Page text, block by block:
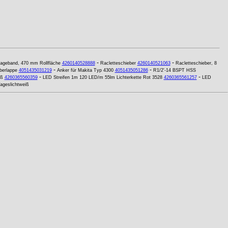
470 mm Rollfläche 4260140528888- Racletteschieber 4260140521063- Racletteschieber, 8
4051435031219- Anker für Makita Typ 4300 4051435051286- R1/2'-14 BSPT HSS
4260365560359- LED Streifen 1m 120 LED/m 55lm Lichterkette Rot 3528 4260365561257- LED